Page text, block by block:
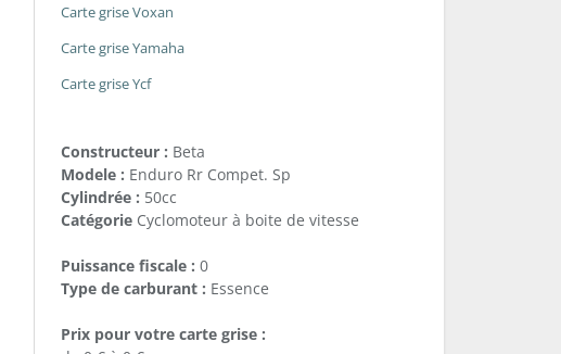
Carte grise Voxan
Carte grise Yamaha
Carte grise Ycf
Constructeur : Beta
Modele : Enduro Rr Compet. Sp
Cylindrée : 50cc
CatégorieCyclomoteur à boite de vitesse
Puissance fiscale : 0
Type de carburant : Essence
Prix pour votre carte grise :